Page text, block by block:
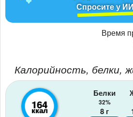
Спросите у
Время
Калорийность, белки,
164
ккал
Белки
32%
8 г